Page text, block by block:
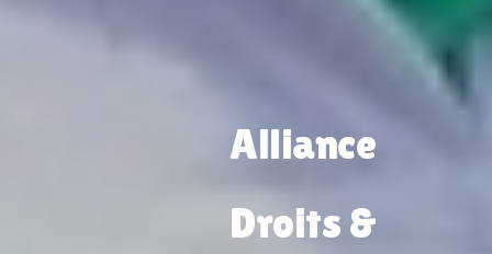
Alliance
Droits &